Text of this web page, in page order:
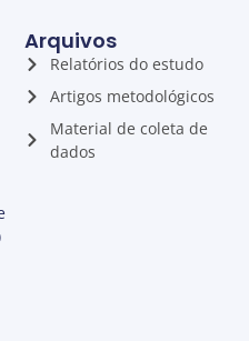
Arquivos
Relatórios do estudo
Artigos metodológicos
Material de coleta de
dados